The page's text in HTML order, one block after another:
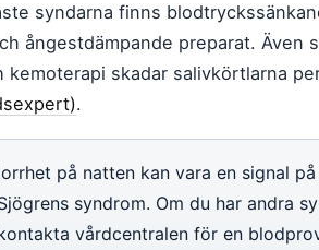
syndarna finns
ångestdämpande preparat. Även
kemoterapi skadar salivkörtlarna
.
på natten kan vara en signal
syndrom. Om du har andra
vårdcentralen för en